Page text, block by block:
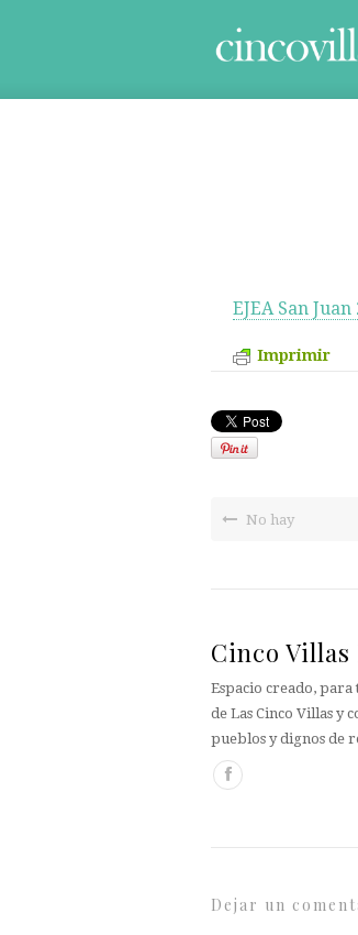
EJEA San Juan
Imprimir
No hay
Cinco
Espacio creado, para
de Las Cinco Villas y
pueblos y dignos de
Dejar un